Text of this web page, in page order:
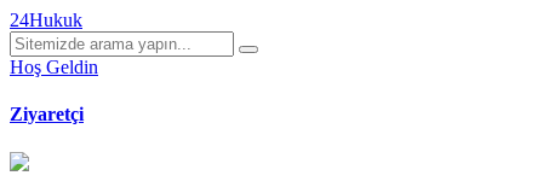
24Hukuk
Hoş Geldin
Ziyaretçi